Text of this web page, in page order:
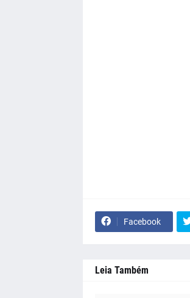
Facebook
Leia Também